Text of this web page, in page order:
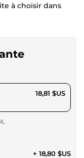
à choisir dans
18,81 $US
+ 18,80 $US